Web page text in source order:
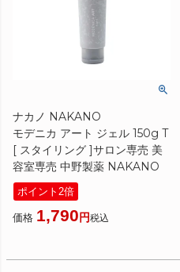
ナカノ NAKANO
モデニカ アート ジェル 150g T
[ スタイリング ]サロン専売 美
容室専売 中野製薬 NAKANO
ポイント2倍
価格 1,790 税込